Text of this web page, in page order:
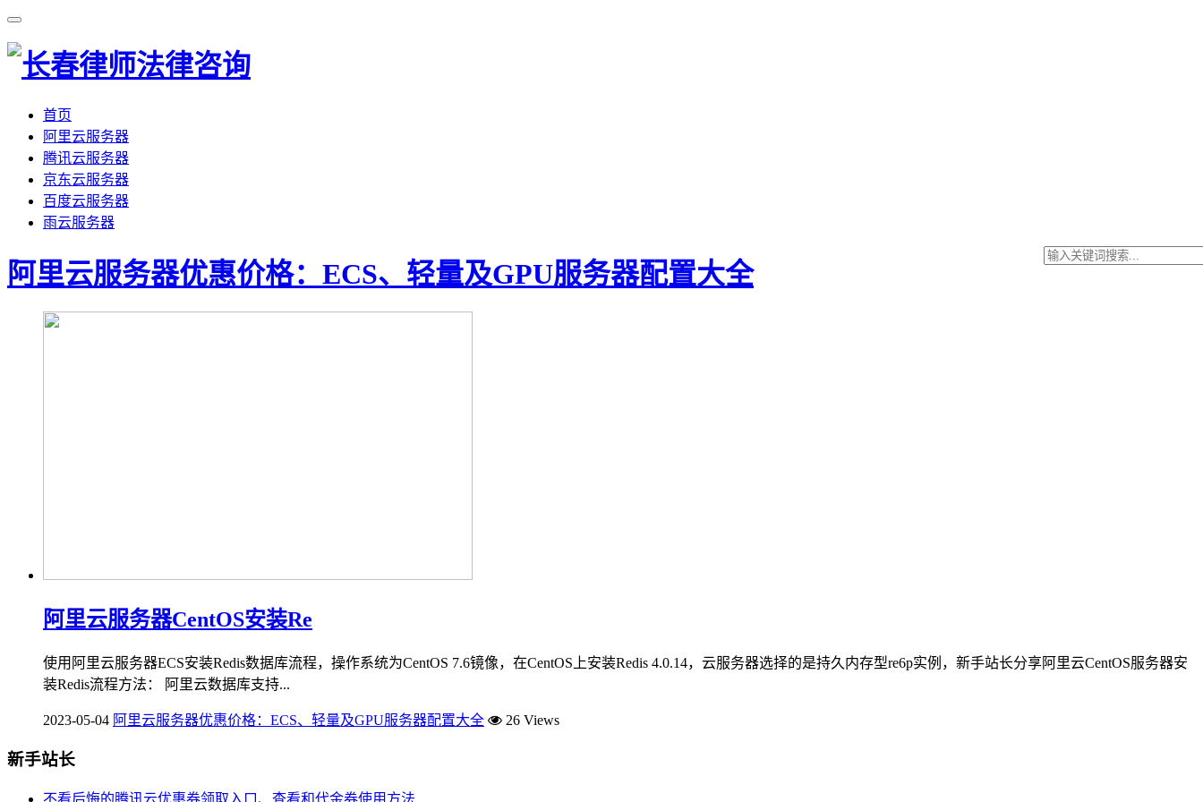
首页
阿里云服务器
腾讯云服务器
京东云服务器
百度云服务器
雨云服务器
阿里云服务器优惠价格：ECS、轻量及GPU服务器配置大全
阿里云服务器CentOS安装Re
使用阿里云服务器ECS安装Redis数据库流程，操作系统为CentOS 7.6镜像，在CentOS上安装Redis 4.0.14，云服务器选择的是持久内存型re6p实例，新手站长分享阿里云CentOS服务器安
装Redis流程方法： 阿里云数据库支持...
2023-05-04 阿里云服务器优惠价格：ECS、轻量及GPU服务器配置大全 26 Views
新手站长
不看后悔的腾讯云优惠券领取入口、查看和代金券使用方法